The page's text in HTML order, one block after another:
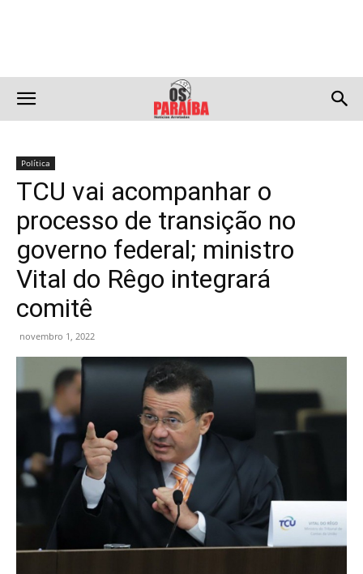
Política
TCU vai acompanhar o
processo de transição no
governo federal; ministro
Vital do Rêgo integrará
comitê
novembro 1, 2022